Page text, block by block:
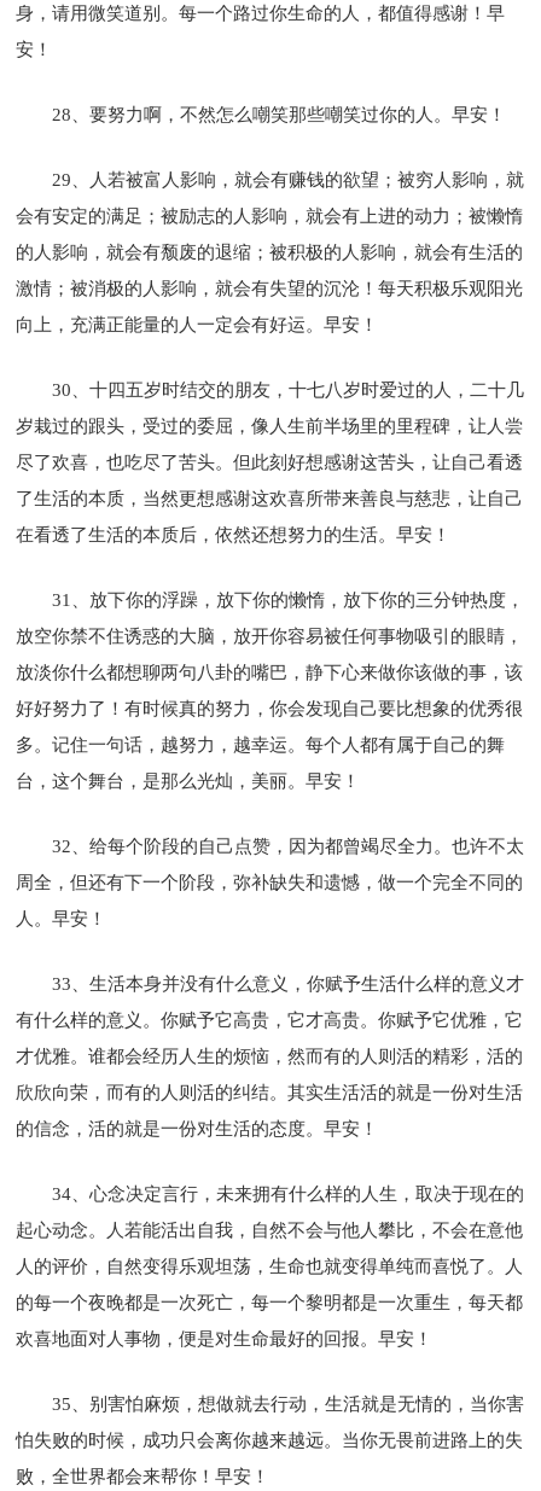
身，请用微笑道别。每一个路过你生命的人，都值得感谢！早
安！
28、要努力啊，不然怎么嘲笑那些嘲笑过你的人。早安！
29、人若被富人影响，就会有赚钱的欲望；被穷人影响，就
会有安定的满足；被励志的人影响，就会有上进的动力；被懒惰
的人影响，就会有颓废的退缩；被积极的人影响，就会有生活的
激情；被消极的人影响，就会有失望的沉沦！每天积极乐观阳光
向上，充满正能量的人一定会有好运。早安！
30、十四五岁时结交的朋友，十七八岁时爱过的人，二十几
岁栽过的跟头，受过的委屈，像人生前半场里的里程碑，让人尝
尽了欢喜，也吃尽了苦头。但此刻好想感谢这苦头，让自己看透
了生活的本质，当然更想感谢这欢喜所带来善良与慈悲，让自己
在看透了生活的本质后，依然还想努力的生活。早安！
31、放下你的浮躁，放下你的懒惰，放下你的三分钟热度，
放空你禁不住诱惑的大脑，放开你容易被任何事物吸引的眼睛，
放淡你什么都想聊两句八卦的嘴巴，静下心来做你该做的事，该
好好努力了！有时候真的努力，你会发现自己要比想象的优秀很
多。记住一句话，越努力，越幸运。每个人都有属于自己的舞
台，这个舞台，是那么光灿，美丽。早安！
32、给每个阶段的自己点赞，因为都曾竭尽全力。也许不太
周全，但还有下一个阶段，弥补缺失和遗憾，做一个完全不同的
人。早安！
33、生活本身并没有什么意义，你赋予生活什么样的意义才
有什么样的意义。你赋予它高贵，它才高贵。你赋予它优雅，它
才优雅。谁都会经历人生的烦恼，然而有的人则活的精彩，活的
欣欣向荣，而有的人则活的纠结。其实生活活的就是一份对生活
的信念，活的就是一份对生活的态度。早安！
34、心念决定言行，未来拥有什么样的人生，取决于现在的
起心动念。人若能活出自我，自然不会与他人攀比，不会在意他
人的评价，自然变得乐观坦荡，生命也就变得单纯而喜悦了。人
的每一个夜晚都是一次死亡，每一个黎明都是一次重生，每天都
欢喜地面对人事物，便是对生命最好的回报。早安！
35、别害怕麻烦，想做就去行动，生活就是无情的，当你害
怕失败的时候，成功只会离你越来越远。当你无畏前进路上的失
败，全世界都会来帮你！早安！